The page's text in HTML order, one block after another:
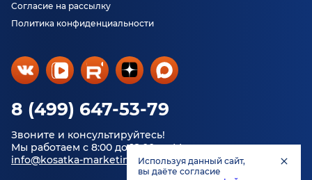
8 (499) 647-53-79
Звоните и консультируйтесь!
Мы работаем с 8:00 до 18:00 по Москве.
info@kosatka-marketing.ru
Согласие на рассылку
Политика конфиденциальности
Используя данный сайт,
вы даёте согласие